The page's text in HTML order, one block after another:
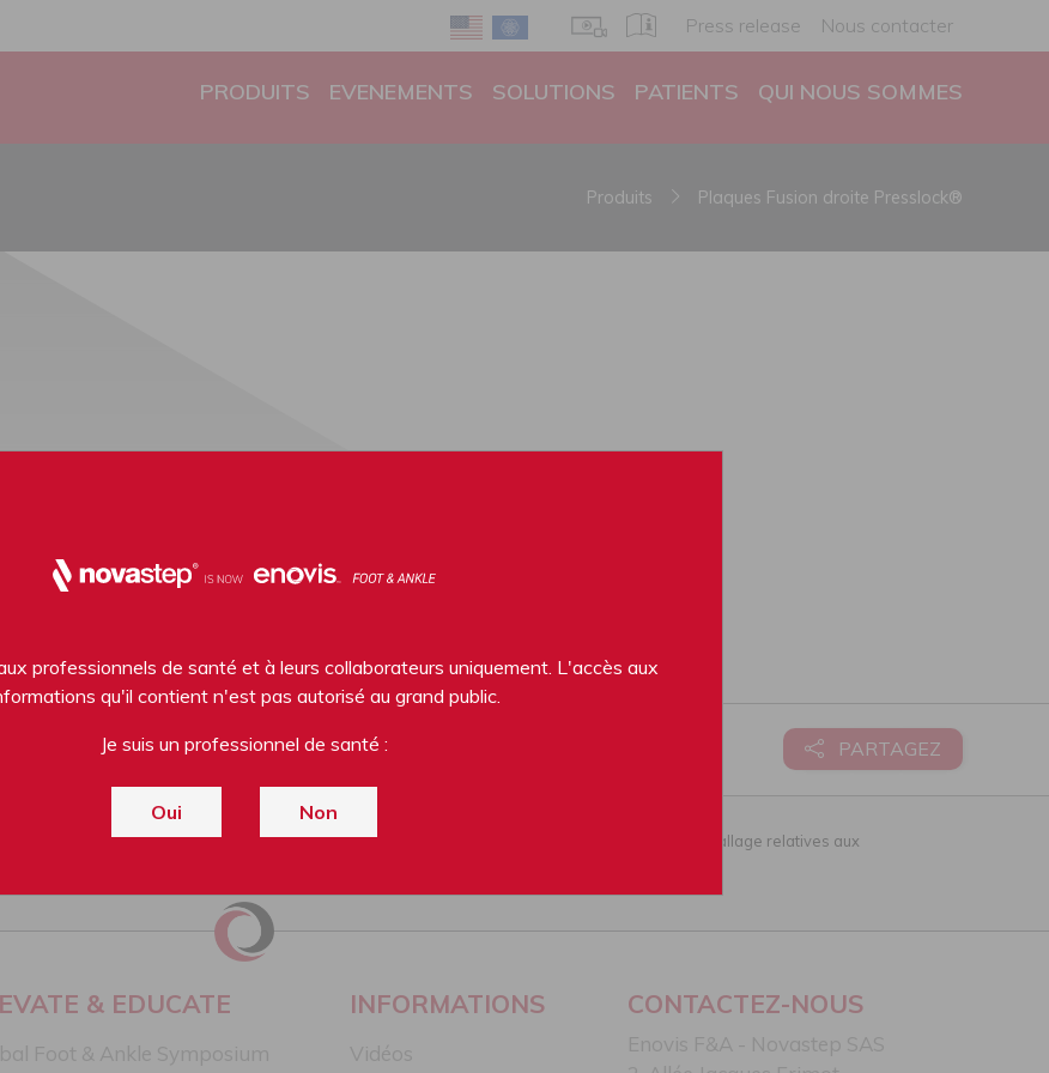
Press release Nous contacter
PRODUITS EVENEMENTS SOLUTIONS PATIENTS QUI NOUS SOMMES
Produits Plaques Fusion droite Presslock®
PARTAGEZ
la technique chirurgicale, le mode d'emploi (IFU) et toutes les informations de l'étiquette de l'emballage relatives aux
CE1639; Instruments: Classe I-CE / Classe Ir-CE1639 / Classe IIa-CE1639.
& EDUCATE INFORMATIONS CONTACTEZ-NOUS
professionnels de santé et à leurs collaborateurs uniquement. L'accès aux
qu'il contient n'est pas autorisé au grand public.
Je suis un professionnel de santé :
Oui Non